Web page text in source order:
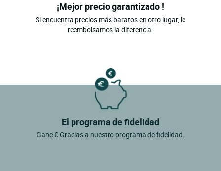
¡Mejor precio garantizado !
Si encuentra precios más baratos en otro lugar, le
reembolsamos la diferencia.
El programa de fidelidad
Gane € Gracias a nuestro programa de fidelidad.